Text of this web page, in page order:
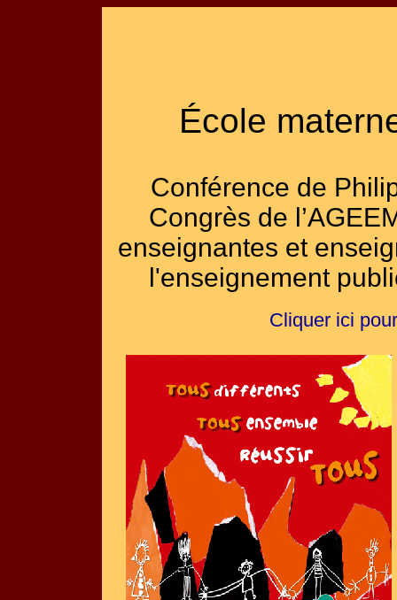
École
Conférence de
Congrès de
enseignantes et
l'enseignement
Cliquer ici